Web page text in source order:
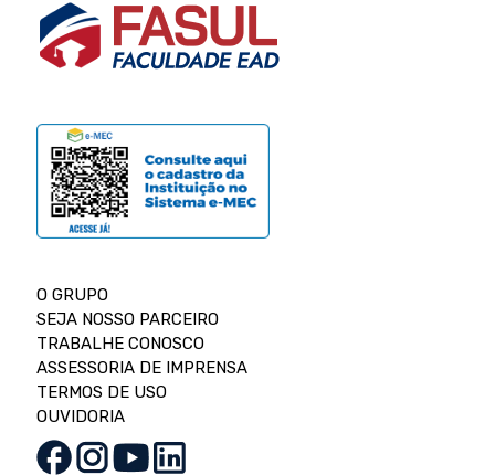
O GRUPO
SEJA NOSSO PARCEIRO
TRABALHE CONOSCO
ASSESSORIA DE IMPRENSA
TERMOS DE USO
OUVIDORIA